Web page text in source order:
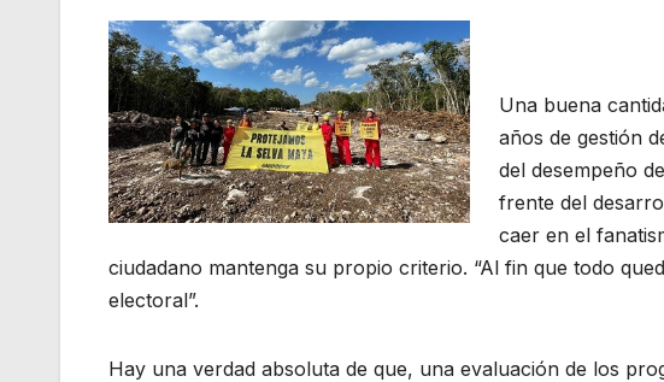
Una buena
años de gestión
del desempeño
frente del
caer en el
ciudadano mantenga su propio criterio. “Al fin que todo
electoral”.
Hay una verdad absoluta de que, una evaluación de los